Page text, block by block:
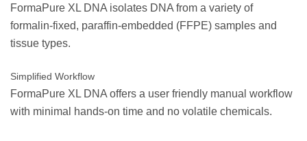
FormaPure XL DNA isolates DNA from a variety of
formalin-fixed, paraffin-embedded (FFPE) samples and
tissue types.
Simplified Workflow
FormaPure XL DNA offers a user friendly manual workflow
with minimal hands-on time and no volatile chemicals.